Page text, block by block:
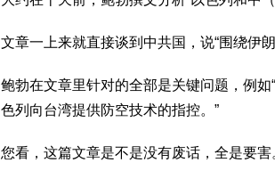
文章一上来就直接谈到中共国，说“围绕伊
鲍勃在文章里针对的全部是关键问题，例
色列向台湾提供防空技术的指控。”
您看，这篇文章是不是没有废话，全是要害